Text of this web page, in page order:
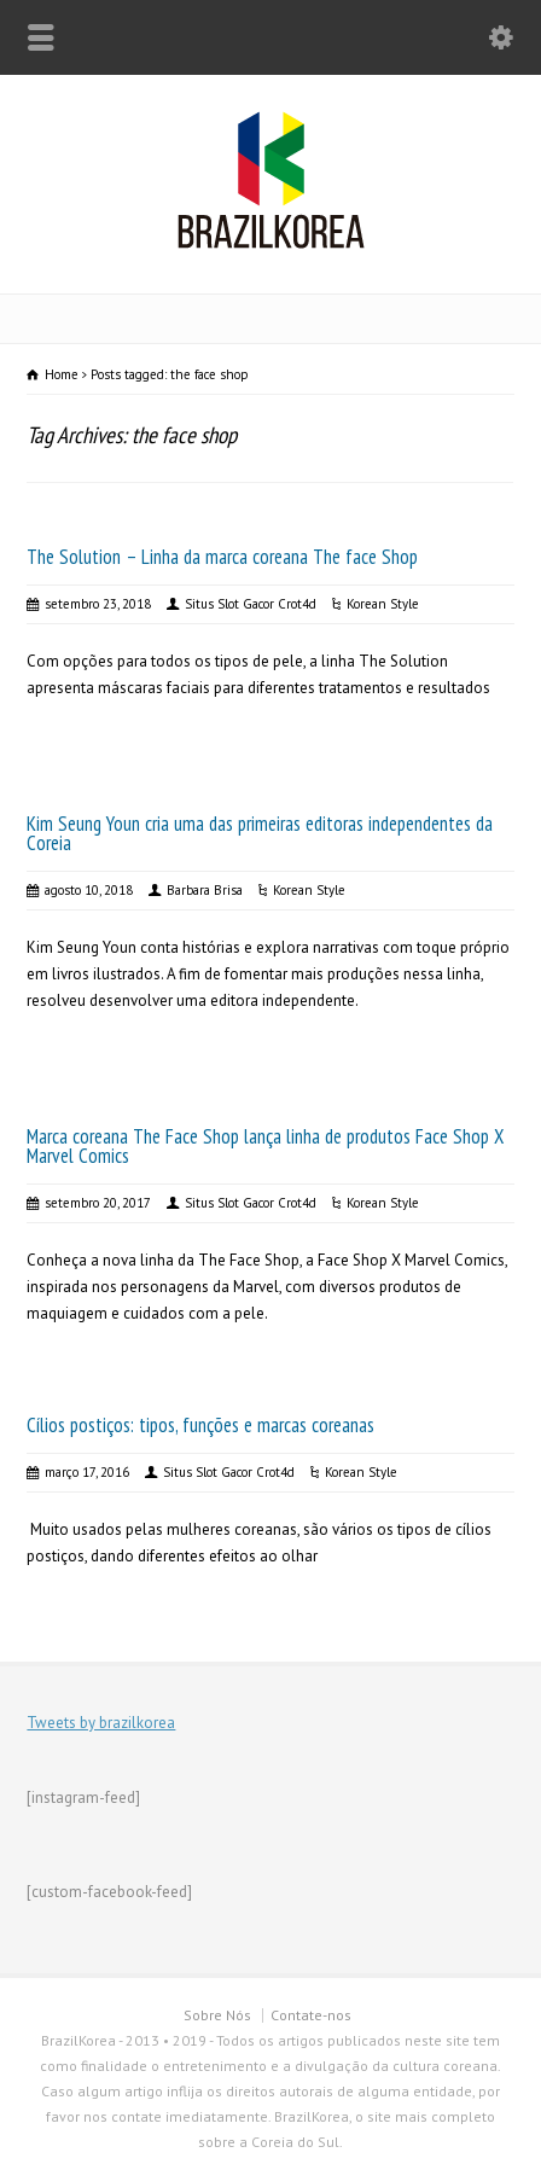
Home Posts tagged: the face shop
Tag Archives: the face shop
The Solution – Linha da marca coreana The face Shop
setembro 23, 2018 Situs Slot Gacor Crot4d Korean Style
Com opções para todos os tipos de pele, a linha The Solution
apresenta máscaras faciais para diferentes tratamentos e resultados
Kim Seung Youn cria uma das primeiras editoras independentes da
Coreia
agosto 10, 2018 Barbara Brisa Korean Style
Kim Seung Youn conta histórias e explora narrativas com toque próprio
em livros ilustrados. A fim de fomentar mais produções nessa linha,
resolveu desenvolver uma editora independente.
Marca coreana The Face Shop lança linha de produtos Face Shop X
Marvel Comics
setembro 20, 2017 Situs Slot Gacor Crot4d Korean Style
Conheça a nova linha da The Face Shop, a Face Shop X Marvel Comics,
inspirada nos personagens da Marvel, com diversos produtos de
maquiagem e cuidados com a pele.
Cílios postiços: tipos, funções e marcas coreanas
março 17, 2016 Situs Slot Gacor Crot4d Korean Style
Muito usados pelas mulheres coreanas, são vários os tipos de cílios
postiços, dando diferentes efeitos ao olhar
Tweets by brazilkorea
[instagram-feed]
[custom-facebook-feed]
Sobre Nós
Contate-nos
BrazilKorea - 2013 • 2019 - Todos os artigos publicados neste site tem
como finalidade o entretenimento e a divulgação da cultura coreana.
Caso algum artigo inflija os direitos autorais de alguma entidade, por
favor nos contate imediatamente. BrazilKorea, o site mais completo
sobre a Coreia do Sul.